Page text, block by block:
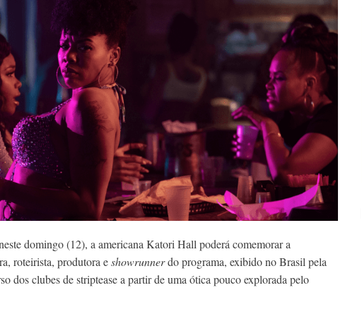
domingo (12), a americana Katori Hall poderá comemorar a
roteirista, produtora eshowrunnerdo programa, exibido no Brasil pela
dos clubes de striptease a partir de uma ótica pouco explorada pelo